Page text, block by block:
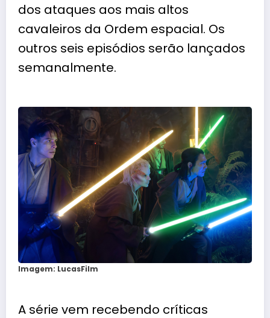
dos ataques aos mais altos
cavaleiros da Ordem espacial. Os
outros seis episódios serão lançados
semanalmente.
Imagem: LucasFilm
A série vem recebendo críticas